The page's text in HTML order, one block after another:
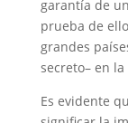
garantía de
prueba de
grandes
secreto– en
Es evidente